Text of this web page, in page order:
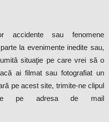
accidente sau fenomene
la evenimente inedite sau,
situaţie pe care vrei să o
ai filmat sau fotografiat un
pe acest site, trimite-ne clipul
pe adresa de mail